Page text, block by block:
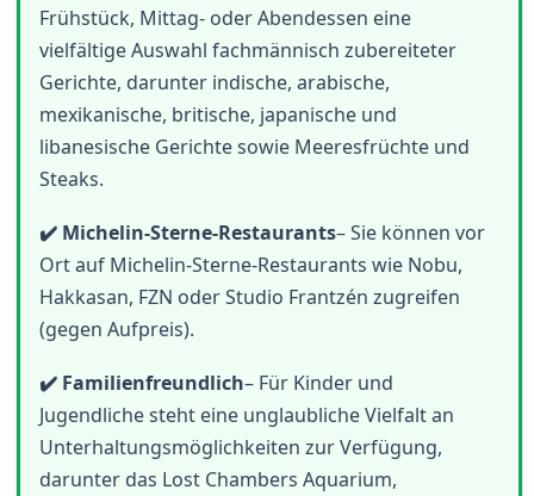
Frühstück, Mittag- oder Abendessen eine
vielfältige Auswahl fachmännisch zubereiteter
Gerichte, darunter indische, arabische,
mexikanische, britische, japanische und
libanesische Gerichte sowie Meeresfrüchte und
Steaks.
✔️ Michelin-Sterne-Restaurants– Sie können vor
Ort auf Michelin-Sterne-Restaurants wie Nobu,
Hakkasan, FZN oder Studio Frantzén zugreifen
(gegen Aufpreis).
✔️ Familienfreundlich– Für Kinder und
Jugendliche steht eine unglaubliche Vielfalt an
Unterhaltungsmöglichkeiten zur Verfügung,
darunter das Lost Chambers Aquarium,